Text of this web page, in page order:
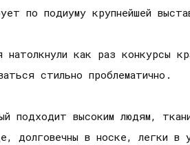
по подиуму крупнейшей
натолкнули как раз
стильно проблематично.
подходит высоким людям,
долговечны в носке, легки